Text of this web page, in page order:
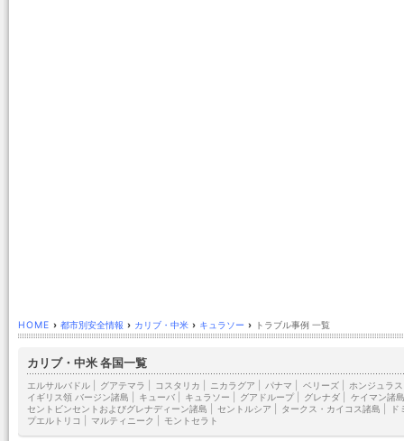
HOME › 都市別安全情報 › カリブ・中米 › キュラソー › トラブル事例 一覧
カリブ・中米 各国一覧
エルサルバドル グアテマラ コスタリカ ニカラグア パナマ ベリーズ| ホンジュラス
イギリス領 バージン諸島
キューバ キュラソー グアドループ| グレナダ
ケイマン諸島
セントビンセントおよびグレナディーン諸島
セントルシア タークス・カイコス諸島
ド
プエルトリコ
マルティニーク モントセラト